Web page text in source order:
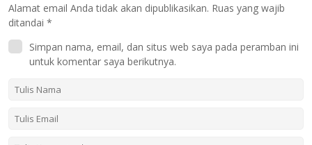
Alamat email Anda tidak akan dipublikasikan. Ruas yang wajib
ditandai *
Simpan nama, email, dan situs web saya pada peramban ini
untuk komentar saya berikutnya.